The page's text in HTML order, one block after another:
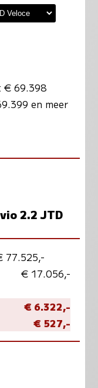
69.398
en meer
2.2 JTD
77.525,-
€ 17.056,-
€ 6.322,-
€ 527,-